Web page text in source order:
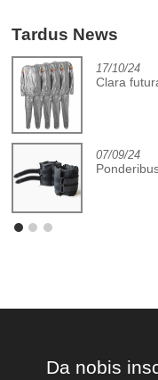
Tardus News
17/10/24
Clara
07/09/24
Da nobis